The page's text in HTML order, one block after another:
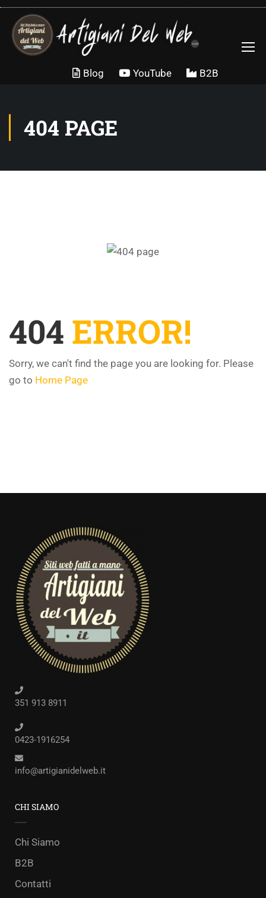
B2B
YouTube
Blog
404 PAGE
404 ERROR!
Sorry, we can't find the page you are looking for. Please
go to Home Page
351 913 8911
0423-1916254
info@artigianidelweb.it
CHI SIAMO
Chi Siamo
B2B
Contatti